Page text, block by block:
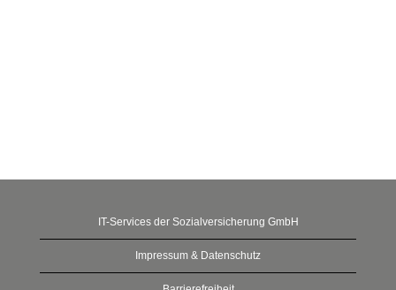
IT-Services der Sozialversicherung GmbH
Impressum & Datenschutz